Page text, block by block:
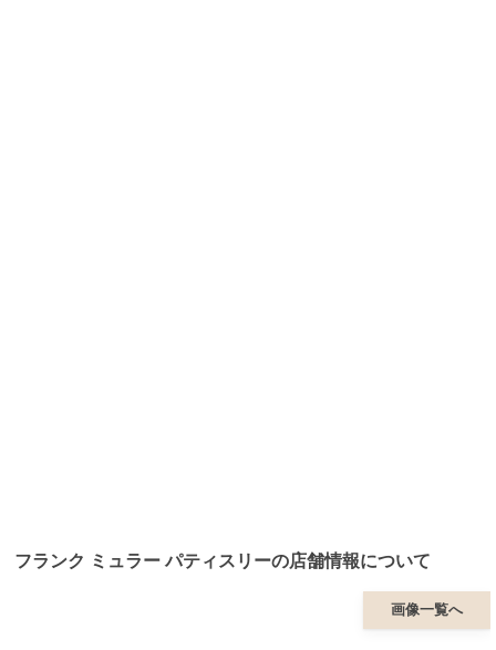
フランク ミュラー パティスリーの店舗情報について
画像一覧へ